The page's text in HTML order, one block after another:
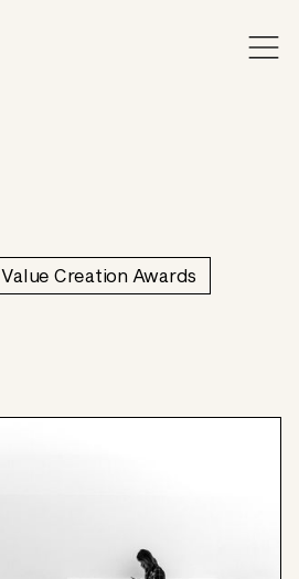
Value Creation Awards